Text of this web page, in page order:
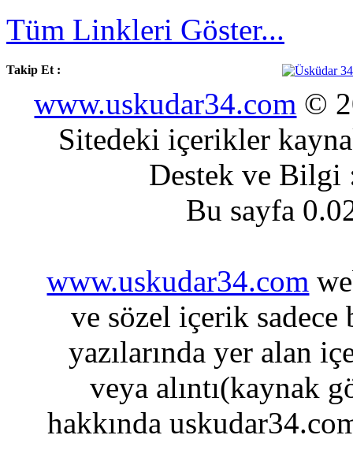
Tüm Linkleri Göster...
Takip Et :
www.uskudar34.com ©
Sitedeki içerikler
Destek ve
Bu sayfa
www.uskudar34.com
ve sözel içerik sadece
yazılarında yer alan
veya alıntı(kaynak
hakkında